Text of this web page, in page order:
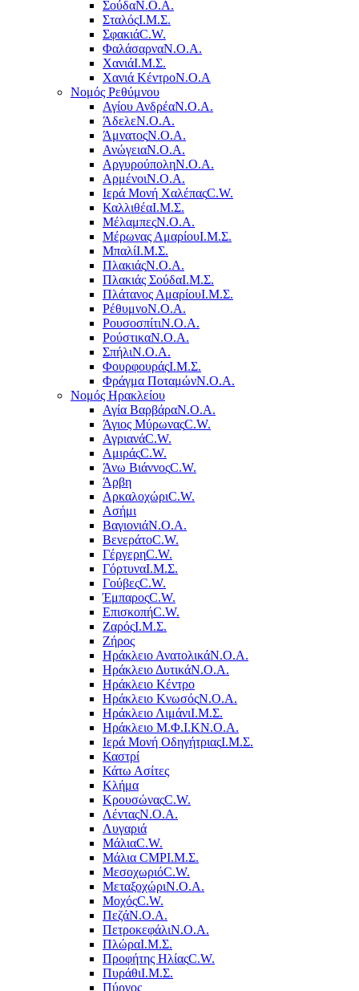
ΣούδαΝ.Ο.Α.
ΣταλόςΙ.Μ.Σ.
ΣφακιάC.W.
ΦαλάσαρναΝ.Ο.Α.
ΧανιάΙ.Μ.Σ.
Χανιά ΚέντροN.O.A
Νομός Ρεθύμνου
Αγίου ΑνδρέαΝ.Ο.Α.
ΆδελεΝ.Ο.Α.
ΆμνατοςΝ.Ο.Α.
ΑνώγειαΝ.Ο.Α.
ΑργυρούποληΝ.Ο.Α.
ΑρμένοιΝ.Ο.Α.
Ιερά Μονή ΧαλέπαςC.W.
ΚαλλιθέαΙ.Μ.Σ.
ΜέλαμπεςΝ.Ο.Α.
Μέρωνας ΑμαρίουΙ.Μ.Σ.
ΜπαλίΙ.Μ.Σ.
ΠλακιάςΝ.Ο.Α.
Πλακιάς ΣούδαΙ.Μ.Σ.
Πλάτανος ΑμαρίουΙ.Μ.Σ.
ΡέθυμνοΝ.Ο.Α.
ΡουσοσπίτιΝ.Ο.Α.
ΡούστικαΝ.Ο.Α.
ΣπήλιΝ.Ο.Α.
ΦουρφουράςΙ.Μ.Σ.
Φράγμα ΠοταμώνΝ.Ο.Α.
Νομός Ηρακλείου
Αγία ΒαρβάραΝ.Ο.Α.
Άγιος ΜύρωναςC.W.
ΑγριανάC.W.
ΑμιράςC.W.
Άνω ΒιάννοςC.W.
Άρβη
ΑρκαλοχώριC.W.
Ασήμι
ΒαγιονιάΝ.Ο.Α.
ΒενεράτοC.W.
ΓέργερηC.W.
ΓόρτυναΙ.Μ.Σ.
ΓούβεςC.W.
ΈμπαροςC.W.
ΕπισκοπήC.W.
ΖαρόςΙ.Μ.Σ.
Ζήρος
Ηράκλειο ΑνατολικάΝ.Ο.Α.
Ηράκλειο ΔυτικάΝ.Ο.Α.
Ηράκλειο Κέντρο
Ηράκλειο ΚνωσόςΝ.Ο.Α.
Ηράκλειο ΛιμάνιΙ.Μ.Σ.
Ηράκλειο Μ.Φ.Ι.ΚΝ.Ο.Α.
Ιερά Μονή ΟδηγήτριαςΙ.Μ.Σ.
Καστρί
Κάτω Ασίτες
Κλήμα
ΚρουσώναςC.W.
ΛένταςΝ.Ο.Α.
Λυγαριά
ΜάλιαC.W.
Μάλια CMPΙ.Μ.Σ.
ΜεσοχωριόC.W.
ΜεταξοχώριΝ.Ο.Α.
ΜοχόςC.W.
ΠεζάΝ.Ο.Α.
ΠετροκεφάλιΝ.Ο.Α.
ΠλώραΙ.Μ.Σ.
Προφήτης ΗλίαςC.W.
ΠυράθιΙ.Μ.Σ.
Πύργος